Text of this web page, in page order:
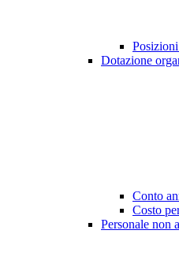
Dotazione
Conto
Costo
Personale non